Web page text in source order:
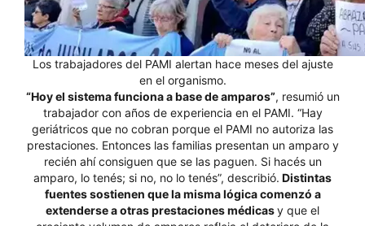
Los trabajadores del PAMI alertan hace meses del ajuste
en el organismo.
“Hoy el sistema funciona a base de amparos”, resumió un
trabajador con años de experiencia en el PAMI. “Hay
geriátricos que no cobran porque el PAMI no autoriza las
prestaciones. Entonces las familias presentan un amparo y
recién ahí consiguen que se las paguen. Si hacés un
amparo, lo tenés; si no, no lo tenés”, describió. Distintas
fuentes sostienen que la misma lógica comenzó a
extenderse a otras prestaciones médicasy que el